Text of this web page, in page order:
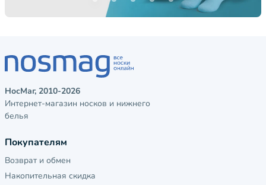
НосМаг, 2010-2026
Интернет-магазин носков и нижнего
белья
Покупателям
Возврат и обмен
Накопительная скидка